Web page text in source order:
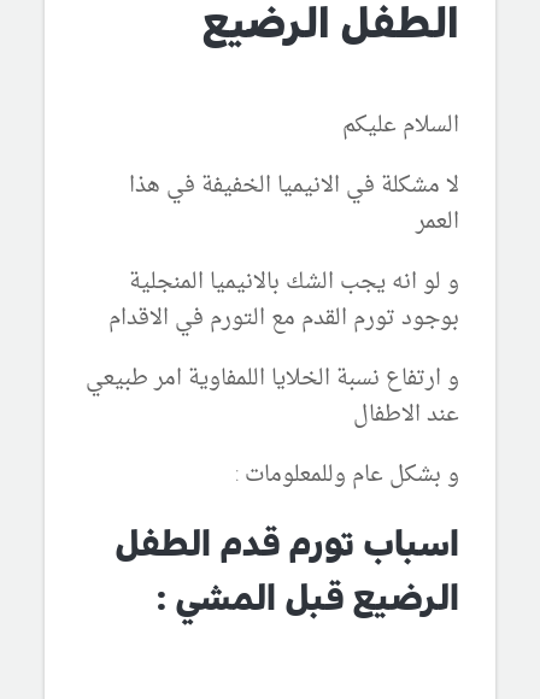
الطفل الرضيع
السلام عليكم
لا مشكلة في الانيميا الخفيفة في هذا
العمر
و لو انه يجب الشك بالانيميا المنجلية
بوجود تورم القدم مع التورم في الاقدام
و ارتفاع نسبة الخلايا اللمفاوية امر طبيعي
عند الاطفال
و بشكل عام وللمعلومات :
اسباب تورم قدم الطفل
الرضيع قبل المشي :